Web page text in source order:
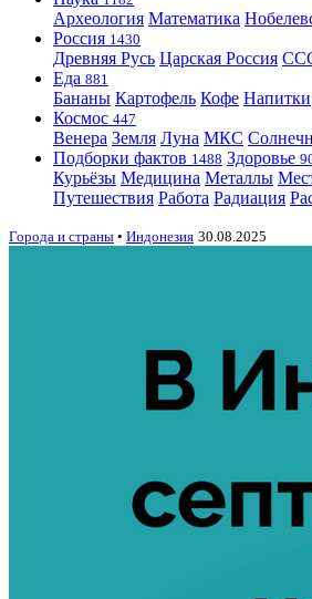
Археология Математика
Россия 1430
Древняя Русь Царская Россия
Еда 881
Бананы Картофель Кофе Напитки
Космос 447
Венера Земля Луна МКС
Подборки фактов 1488 Здоровье
Курьёзы Медицина Металлы
Путешествия Работа Радиация
Города и страны • Индонезия 30.08.2025